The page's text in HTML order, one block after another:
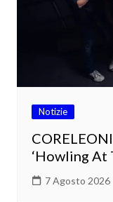
Notizie
‘Howling At
7 Agosto 2026